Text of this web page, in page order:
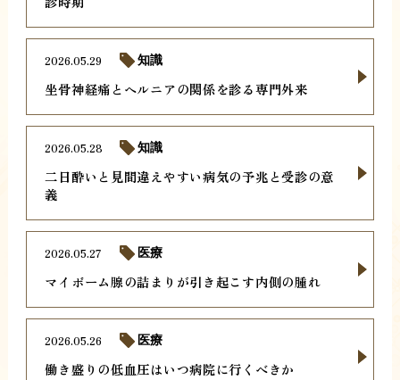
坐骨神経痛とヘルニアの関係を診る専門外来
2026.05.29 知識
二日酔いと見間違えやすい病気の予兆と受診の意
義
2026.05.28 知識
マイボーム腺の詰まりが引き起こす内側の腫れ
2026.05.27 医療
働き盛りの低血圧はいつ病院に行くべきか
2026.05.26 医療